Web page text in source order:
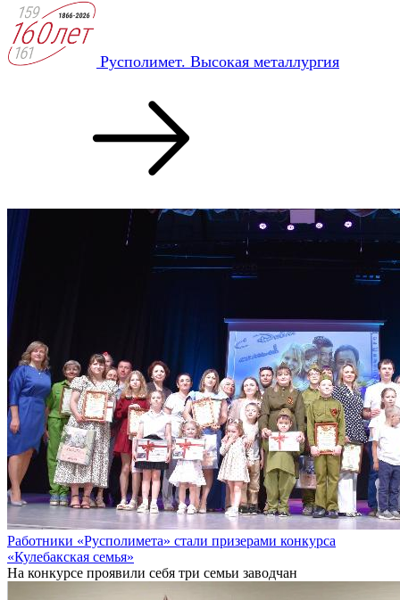
Русполимет. Высокая металлургия
Работники «Русполимета» стали призерами конкурса
«Кулебакская семья»
На конкурсе проявили себя три семьи заводчан